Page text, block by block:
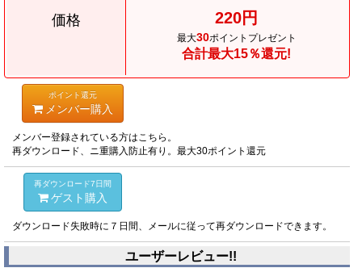
価格 220円
最大30ポイントプレゼント
合計最大15％還元!
ポイント還元
メンバー購入
メンバー登録されている方はこちら。
再ダウンロード、ニ重購入防止有り。最大30ポイント還元
再ダウンロード7日間
ゲスト購入
ダウンロード失敗時に７日間、メールに従って再ダウンロードできます。
ユーザーレビュー!!